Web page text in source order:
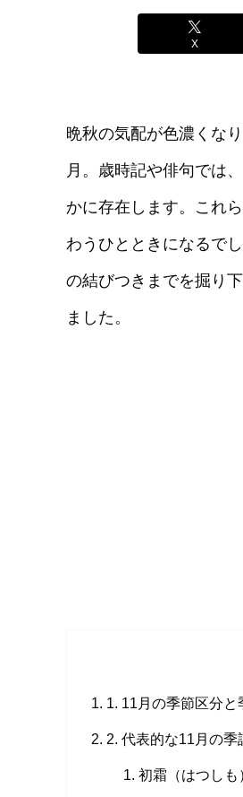
X
晩秋の気配が色濃くな
月。歳時記や俳句では
かに存在します。これ
わうひとときになるで
の結びつきまでを掘り
ました。
1. 11月の季節区分と
2. 代表的な11月の
初霜（はつしも